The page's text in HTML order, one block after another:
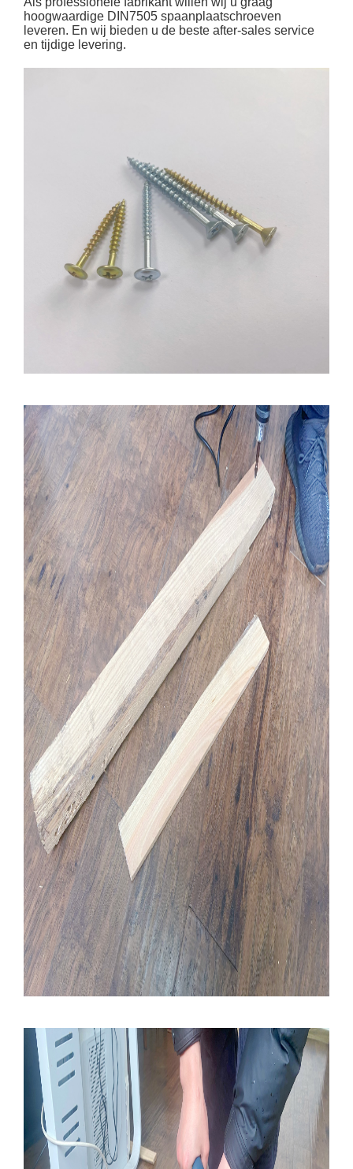
hoogwaardige DIN7505 spaanplaatschroeven
leveren. En wij bieden u de beste after-sales service
en tijdige levering.